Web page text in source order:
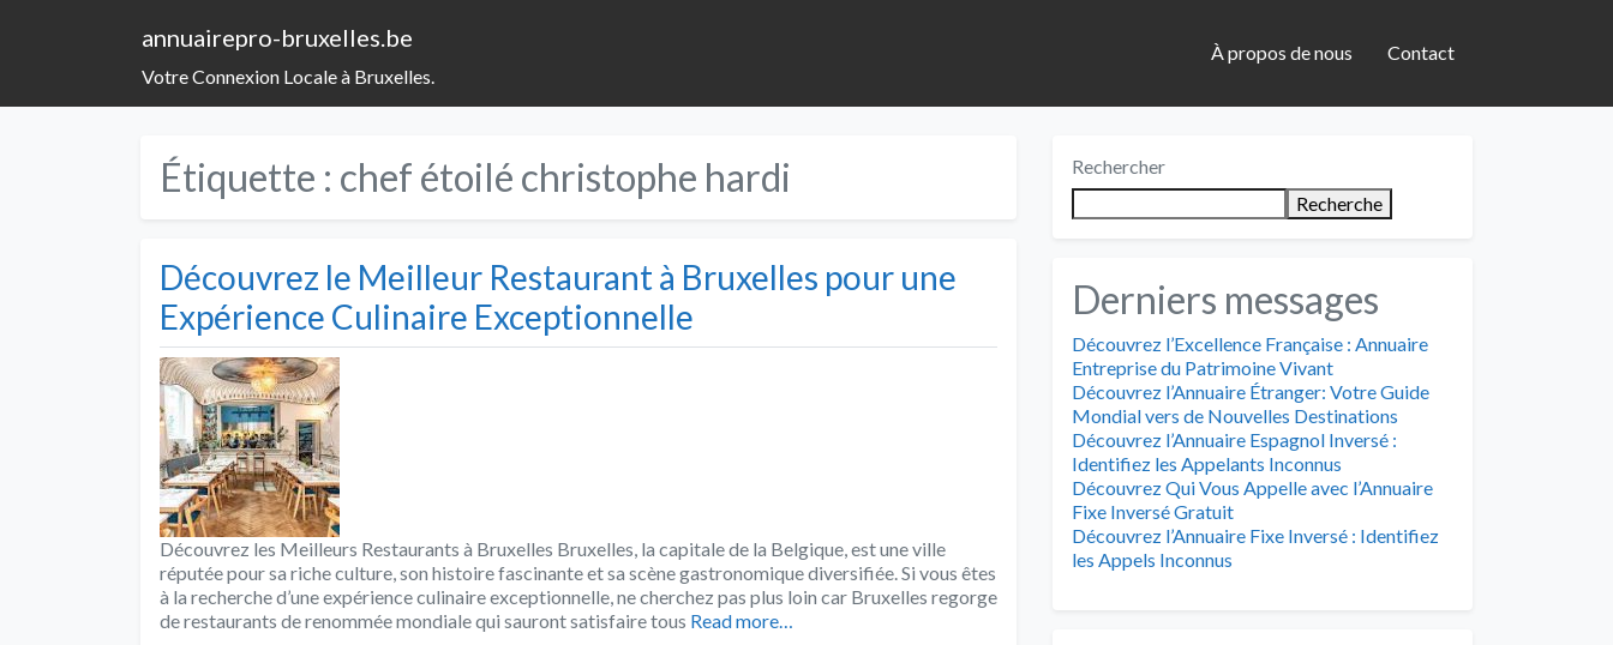
annuairepro-bruxelles.be
Votre Connexion Locale à Bruxelles.
À propos de nous Contact
Étiquette : chef étoilé christophe hardi
Découvrez le Meilleur Restaurant à Bruxelles pour une
Expérience Culinaire Exceptionnelle
Découvrez les Meilleurs Restaurants à Bruxelles Bruxelles, la capitale de la Belgique, est une ville
réputée pour sa riche culture, son histoire fascinante et sa scène gastronomique diversifiée. Si vous êtes
à la recherche d’une expérience culinaire exceptionnelle, ne cherchez pas plus loin car Bruxelles regorge
de restaurants de renommée mondiale qui sauront satisfaire tous Read more…
Rechercher
Recherche
Derniers messages
Découvrez l’Excellence Française : Annuaire
Entreprise du Patrimoine Vivant
Découvrez l’Annuaire Étranger: Votre Guide
Mondial vers de Nouvelles Destinations
Découvrez l’Annuaire Espagnol Inversé :
Identifiez les Appelants Inconnus
Découvrez Qui Vous Appelle avec l’Annuaire
Fixe Inversé Gratuit
Découvrez l’Annuaire Fixe Inversé : Identifiez
les Appels Inconnus